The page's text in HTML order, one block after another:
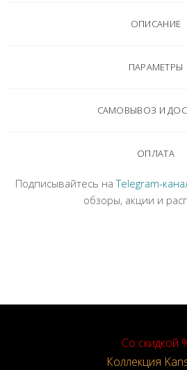
ОПИСАНИЕ
ПАРАМЕТРЫ
САМОВЫВОЗ И
ОПЛАТА
Подписывайтесь наTelegram-
обзоры, акции и
Со скидкой
Коллекция